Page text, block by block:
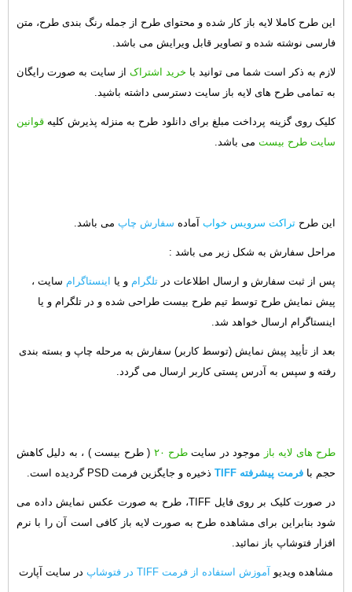
این طرح کاملا لایه باز کار شده و محتوای طرح از جمله رنگ بندی طرح، متن
فارسی نوشته شده و تصاویر قابل ویرایش می باشد.
لازم به ذکر است شما می توانید با خرید اشتراک از سایت به صورت رایگان
به تمامی طرح های لایه باز سایت دسترسی داشته باشید.
کلیک روی گزینه پرداخت مبلغ برای دانلود طرح به منزله پذیرش کلیه قوانین
سایت طرح بیست می باشد.
این طرح تراکت سرویس خواب آماده سفارش چاپ می باشد.
مراحل سفارش به شکل زیر می باشد :
پس از ثبت سفارش و ارسال اطلاعات در تلگرام و یا اینستاگرام سایت ،
پیش نمایش طرح توسط تیم طرح بیست طراحی شده و در تلگرام و یا
اینستاگرام ارسال خواهد شد.
بعد از تأیید پیش نمایش (توسط کاربر) سفارش به مرحله چاپ و بسته بندی
رفته و سپس به آدرس پستی کاربر ارسال می گردد.
طرح های لایه باز موجود در سایتطرح ۲۰
( طرح بیست ) ، به دلیل کاهش
حجم با فرمت پیشرفته TIFF ذخیره و جایگزین فرمت PSD گردیده است.
در صورت کلیک بر روی فایل TIFF، طرح به صورت عکس نمایش داده می
شود بنابراین برای مشاهده طرح به صورت لایه باز کافی است آن را با نرم
افزار فتوشاپ باز نمائید.
مشاهده ویدیو آموزش استفاده از فرمت TIFF در فتوشاپ در سایت آپارت